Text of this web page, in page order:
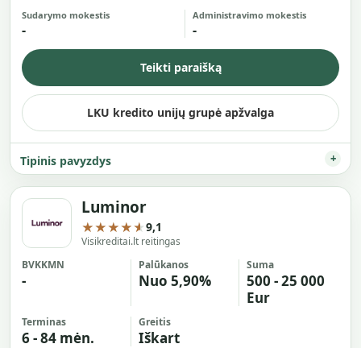
Sudarymo mokestis
-
Administravimo mokestis
-
Teikti paraišką
LKU kredito unijų grupė apžvalga
Tipinis pavyzdys
Luminor
★★★★★9,1
Visikreditai.lt reitingas
BVKKMN
-
Palūkanos
Nuo 5,90%
Suma
500 - 25 000
Eur
Terminas
6 - 84 mėn.
Greitis
Iškart